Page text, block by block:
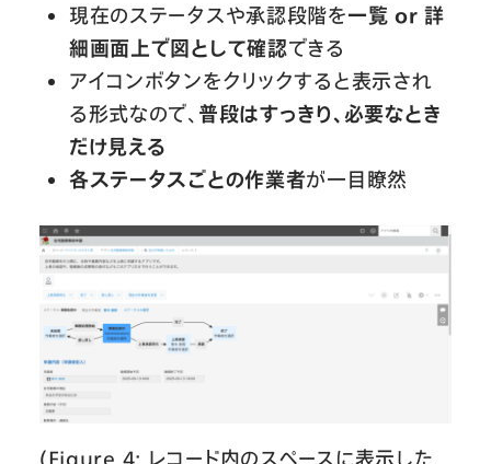
現在のステータスや承認段階を一覧 or 詳
細画面上で図として確認できる
アイコンボタンをクリックすると表示され
る形式なので、 普段はすっきり、必要なとき
だけ見える
各ステータスごとの作業者が一目瞭然
(Figure 4: レコード内のスペースに表示した